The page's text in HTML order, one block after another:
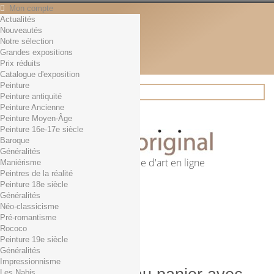
Mon compte
Contact
Français
English
Français
Actualités
Rechercher
Première librairie d'art en ligne
Panier (vide)
Aucun produit
0,01€ dès 29€ d'achat
0,00 € Total
Commander
Actualités
Nouveautés
Notre sélection
Grandes expositions
Prix réduits
Catalogue d'exposition
Peinture
Peinture antiquité
Peinture Ancienne
Peinture Moyen-Âge
Peinture 16e-17e siècle
Baroque
Généralités
Maniérisme
Peintres de la réalité
Peinture 18e siècle
Généralités
Néo-classicisme
Pré-romantisme
Rococo
Peinture 19e siècle
Généralités
Impressionnisme